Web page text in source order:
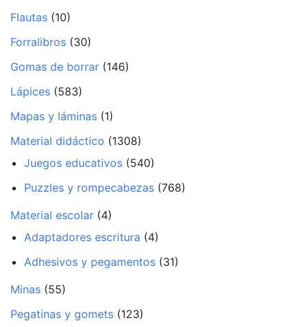
Flautas (10)
Forralibros (30)
Gomas de borrar (146)
Lápices (583)
Mapas y láminas (1)
Material didáctico (1308)
Juegos educativos (540)
Puzzles y rompecabezas (768)
Material escolar (4)
Adaptadores escritura (4)
Adhesivos y pegamentos (31)
Minas (55)
Pegatinas y gomets (123)